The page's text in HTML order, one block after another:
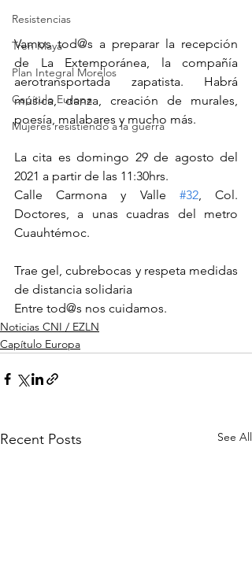
Resistencias
Tren Maya
Plan Integral Morelos
Capítulo Europa
Mujeres resistiendo a la guerra
Vamos tod@s a preparar la recepción
de La Extemporánea, la compañía
aerotransportada zapatista. Habrá
música, danza, creación de murales,
poesía, malabares y mucho más.
La cita es domingo 29 de agosto del
2021 a partir de las 11:30hrs.
Calle Carmona y Valle #32, Col.
Doctores, a unas cuadras del metro
Cuauhtémoc.
Trae gel, cubrebocas y respeta medidas
de distancia solidaria
Entre tod@s nos cuidamos.
Noticias CNI / EZLN
Capítulo Europa
Recent Posts See All